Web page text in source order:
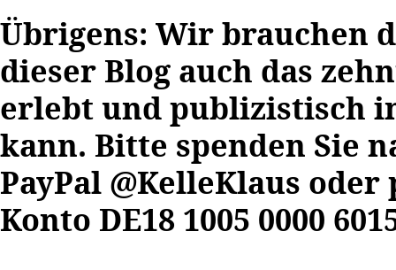
Übrigens: Wir brauchen
dieser Blog auch das
erlebt und publizistisch
kann. Bitte spenden Sie
PayPal @KelleKlaus
Konto DE18 1005 0000